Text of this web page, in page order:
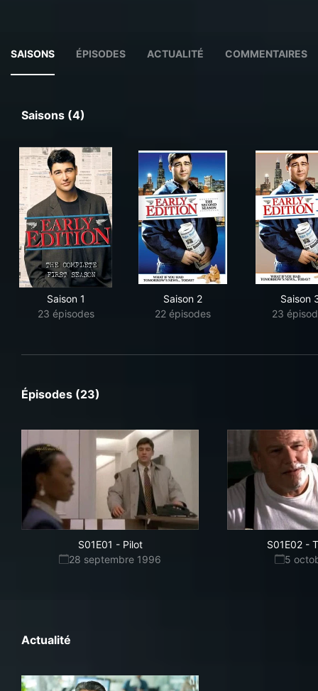
SAISONS ÉPISODES ACTUALITÉ COMMENTAIRES
Saisons (4)
Saison 1
23 épisodes
Saison 2
22 épisodes
Saison
23
Épisodes (23)
S01E01 - Pilot
28 septembre 1996
S01E02 -
5
Actualité